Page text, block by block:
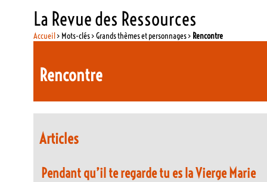
La Revue des Ressources
Accueil> Mots-clés > Grands thèmes et personnages > Rencontre
Rencontre
Articles
Pendant qu’il te regarde tu es la Vierge Marie